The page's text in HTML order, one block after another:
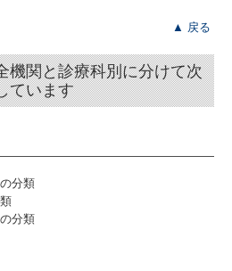
▲ 戻る
機関と診療科別に分けて次
ています
分類
分類